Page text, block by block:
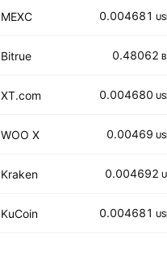
MEXC 0.004681
Bitrue 0.48062
XT.com 0.004680
WOO X 0.00469
Kraken 0.004692
KuCoin 0.004681